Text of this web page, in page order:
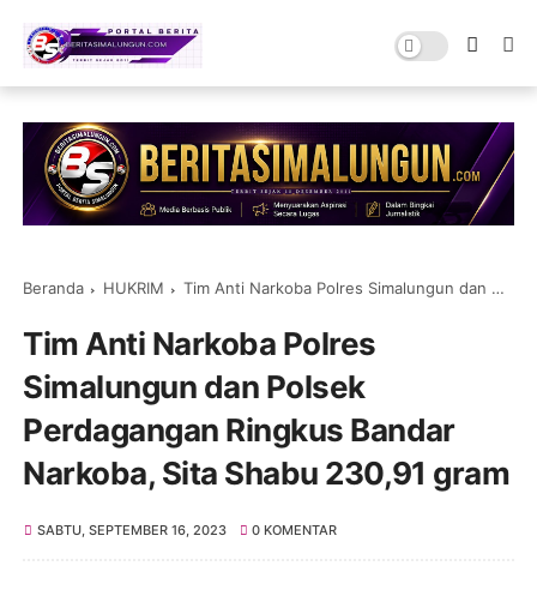
Beranda HUKRIM Tim Anti Narkoba Polres Simalungun dan Polsek Perdagangan Ringkus Bandar Narkoba, Sita Shabu 230,91 gram
Tim Anti Narkoba Polres
Simalungun dan Polsek
Perdagangan Ringkus Bandar
Narkoba, Sita Shabu 230,91 gram
SABTU, SEPTEMBER 16, 2023 0 KOMENTAR